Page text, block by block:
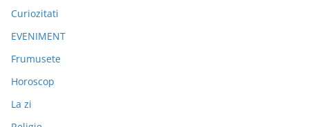
Curiozitati
EVENIMENT
Frumusete
Horoscop
La zi